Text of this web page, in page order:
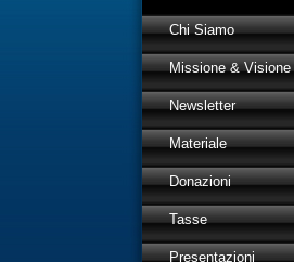
Chi Siamo
Missione & Visione
Newsletter
Materiale
Donazioni
Tasse
Presentazioni